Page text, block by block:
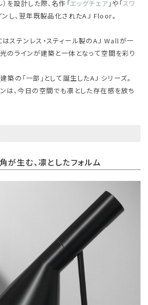
を設計した際、名作「エッグチェア 」や「スワ
ンし、翌年既製品化されたAJ Floor。
ステンレス・スティール製のAJ Wallが一
のラインが建築と一体となって空間を彩り
築の「一部」として誕生したAJ シリーズ。
は、今日の空間でも凛とした存在感を放ち
が生む、凛としたフォルム